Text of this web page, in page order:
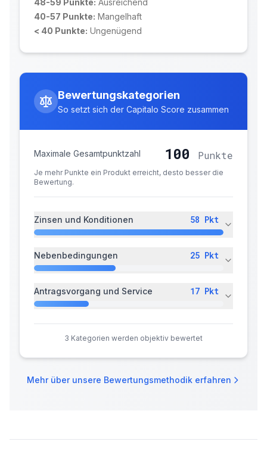
48-59 Punkte: Ausreichend
40-57 Punkte: Mangelhaft
< 40 Punkte: Ungenügend
Bewertungskategorien
So setzt sich der Capitalo Score zusammen
Maximale Gesamtpunktzahl 100 Punkte
Je mehr Punkte ein Produkt erreicht, desto besser die
Bewertung.
Zinsen und Konditionen 58 Pkt
Nebenbedingungen 25 Pkt
Antragsvorgang und Service 17 Pkt
3 Kategorien werden objektiv bewertet
Mehr über unsere Bewertungsmethodik erfahren